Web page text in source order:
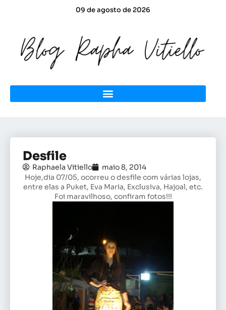
09 de agosto de 2026
Desfile
Raphaela Vitiello
maio 8, 2014
Hoje,dia 07/05, ocorreu o desfile com várias lojas,
entre elas a Puket, Eva Maria, Exclusiva, Hajoal, etc.
Foi maravilhoso, confiram fotos!!!